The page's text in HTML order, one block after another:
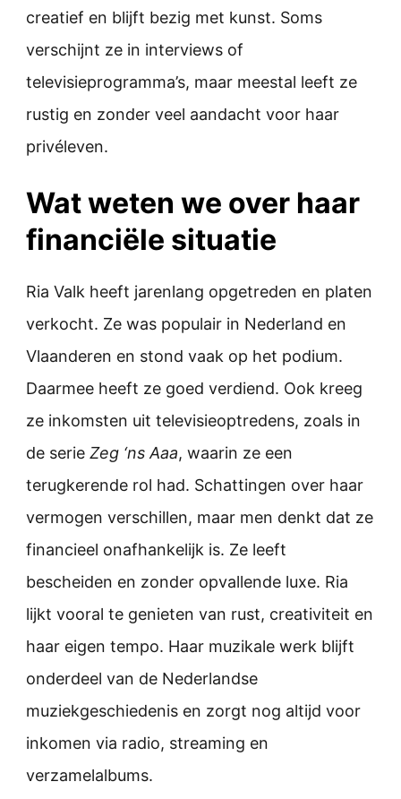
creatief en blijft bezig met kunst. Soms
verschijnt ze in interviews of
televisieprogramma’s, maar meestal leeft ze
rustig en zonder veel aandacht voor haar
privéleven.
Wat weten we over haar
financiële situatie
Ria Valk heeft jarenlang opgetreden en platen
verkocht. Ze was populair in Nederland en
Vlaanderen en stond vaak op het podium.
Daarmee heeft ze goed verdiend. Ook kreeg
ze inkomsten uit televisieoptredens, zoals in
de serie Zeg ‘ns Aaa, waarin ze een
terugkerende rol had. Schattingen over haar
vermogen verschillen, maar men denkt dat ze
financieel onafhankelijk is. Ze leeft
bescheiden en zonder opvallende luxe. Ria
lijkt vooral te genieten van rust, creativiteit en
haar eigen tempo. Haar muzikale werk blijft
onderdeel van de Nederlandse
muziekgeschiedenis en zorgt nog altijd voor
inkomen via radio, streaming en
verzamelalbums.